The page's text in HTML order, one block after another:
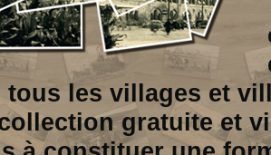
tous les villages et
gratuite et